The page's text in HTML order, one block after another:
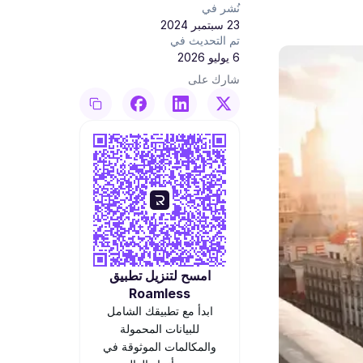
نُشر في
23 سبتمبر 2024
تم التحديث في
6 يوليو 2026
شارك على
امسح لتنزيل تطبيق
Roamless
ابدأ مع تطبيقك الشامل
للبيانات المحمولة
والمكالمات الموثوقة في